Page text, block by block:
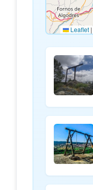
Leaflet |